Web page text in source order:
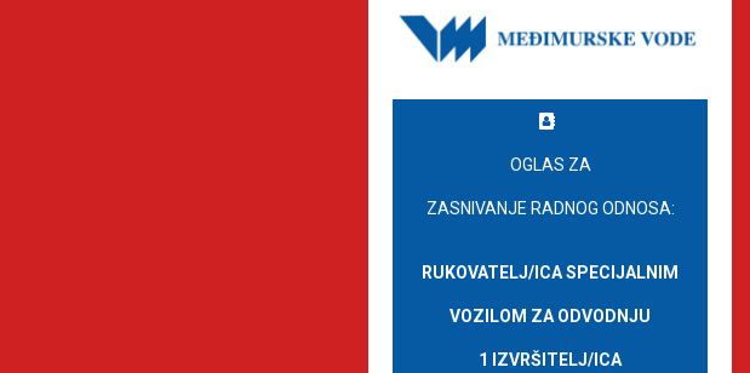
OGLAS ZA
ZASNIVANJE RADNOG ODNOSA:
RUKOVATELJ/ICA SPECIJALNIM
VOZILOM ZA ODVODNJU
1 IZVRŠITELJ/ICA